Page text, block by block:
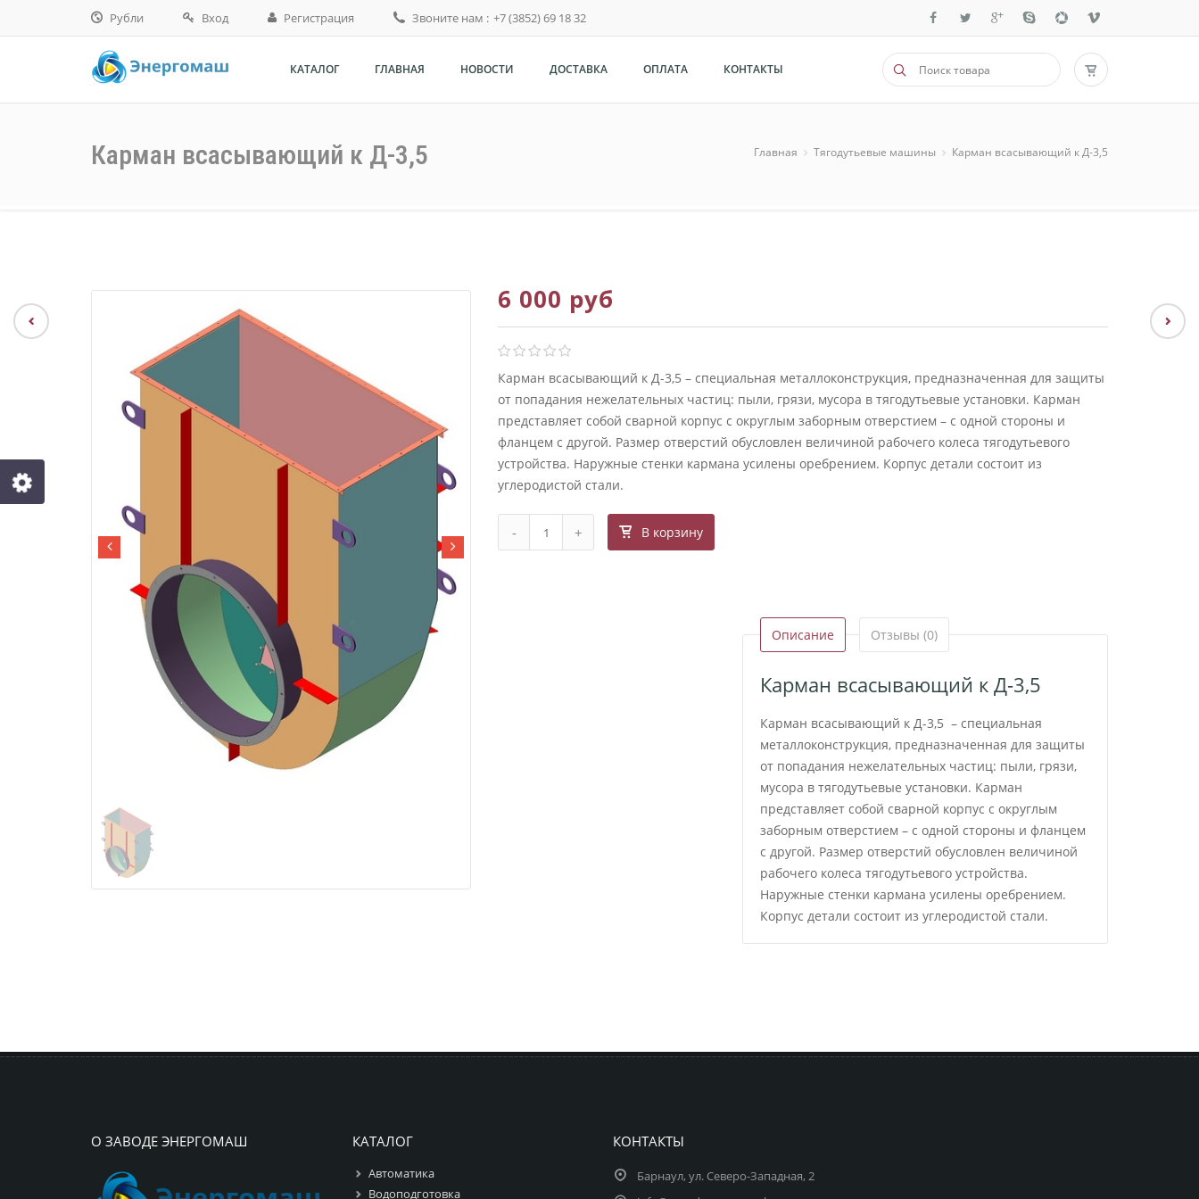
Рубли
рубли
доллары
Вход Регистрация Звоните нам : +7 (3852) 69 18 32
КАТАЛОГ ГЛАВНАЯ НОВОСТИ ДОСТАВКА ОПЛАТА КОНТАКТЫ
Карман всасывающий к Д-3,5 Главная Тягодутьевые машины Карман всасывающий к Д-3,5
6 000 руб
Карман всасывающий к Д-3,5 – специальная металлоконструкция, предназначенная для защиты
от попадания нежелательных частиц: пыли, грязи, мусора в тягодутьевые установки. Карман
представляет собой сварной корпус с округлым заборным отверстием – с одной стороны и
фланцем с другой. Размер отверстий обусловлен величиной рабочего колеса тягодутьевого
устройства. Наружные стенки кармана усилены оребрением. Корпус детали состоит из
углеродистой стали.
В корзину
Описание Отзывы (0)
Карман всасывающий к Д-3,5
Карман всасывающий к Д-3,5 – специальная
металлоконструкция, предназначенная для защиты
от попадания нежелательных частиц: пыли, грязи,
мусора в тягодутьевые установки. Карман
представляет собой сварной корпус с округлым
заборным отверстием – с одной стороны и фланцем
с другой. Размер отверстий обусловлен величиной
рабочего колеса тягодутьевого устройства.
Наружные стенки кармана усилены оребрением.
Корпус детали состоит из углеродистой стали.
О ЗАВОДЕ ЭНЕРГОМАШ КАТАЛОГ
Автоматика
Водоподготовка
КОНТАКТЫ
Барнаул, ул. Северо-Западная, 2